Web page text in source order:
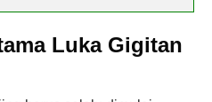
Luka Gigitan